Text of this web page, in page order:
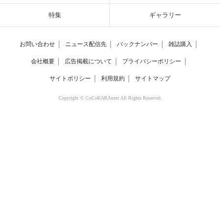
特集 ギャラリー
お問い合わせ ニュース配信先 バックナンバー 雑誌購入
会社概要 広告掲載について プライバシーポリシー
サイトポリシー 利用規約 サイトマップ
Copyright © CoCoKARAnext All Rights Reserved.